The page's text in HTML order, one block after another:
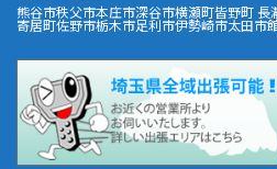
熊谷市秩父市本庄市深谷市横瀬町皆野町 長
寄居町佐野市栃木市足利市伊勢崎市太田市